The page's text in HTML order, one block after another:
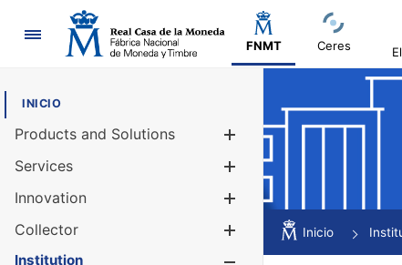
Navigation
FNMT Ceres
INICIO
Products and Solutions
Services
Innovation
Collector
Show/Hide
Institution
Inicio